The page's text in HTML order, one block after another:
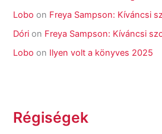
Lobo on Freya Sampson: Kíváncsi
Dóri on Freya Sampson: Kíváncsi
Lobo on Ilyen volt a könyves 2025
Régiségek